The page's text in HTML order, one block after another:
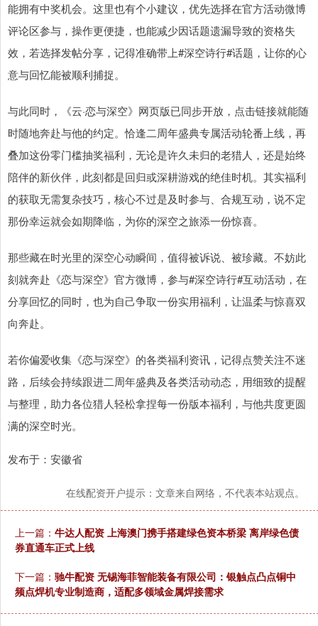
能拥有中奖机会。这里也有个小建议，优先选择在官方活动微博
评论区参与，操作更便捷，也能减少因话题遗漏导致的资格失
效，若选择发帖分享，记得准确带上#深空诗行#话题，让你的心
意与回忆能被顺利捕捉。
与此同时，《云·恋与深空》网页版已同步开放，点击链接就能随
时随地奔赴与他的约定。恰逢二周年盛典专属活动轮番上线，再
叠加这份零门槛抽奖福利，无论是许久未归的老猎人，还是始终
陪伴的新伙伴，此刻都是回归或深耕游戏的绝佳时机。其实福利
的获取无需复杂技巧，核心不过是及时参与、合规互动，说不定
那份幸运就会如期降临，为你的深空之旅添一份惊喜。
那些藏在时光里的深空心动瞬间，值得被诉说、被珍藏。不妨此
刻就奔赴《恋与深空》官方微博，参与#深空诗行#互动活动，在
分享回忆的同时，也为自己争取一份实用福利，让温柔与惊喜双
向奔赴。
若你偏爱收集《恋与深空》的各类福利资讯，记得点赞关注不迷
路，后续会持续跟进二周年盛典及各类活动动态，用细致的提醒
与整理，助力各位猎人轻松拿捏每一份版本福利，与他共度更圆
满的深空时光。
发布于：安徽省
在线配资开户提示：文章来自网络，不代表本站观点。
上一篇： 牛达人配资 上海澳门携手搭建绿色资本桥梁 离岸绿色债
券直通车正式上线
下一篇： 驰牛配资 无锡海菲智能装备有限公司：银触点凸点铜中
频点焊机专业制造商，适配多领域金属焊接需求